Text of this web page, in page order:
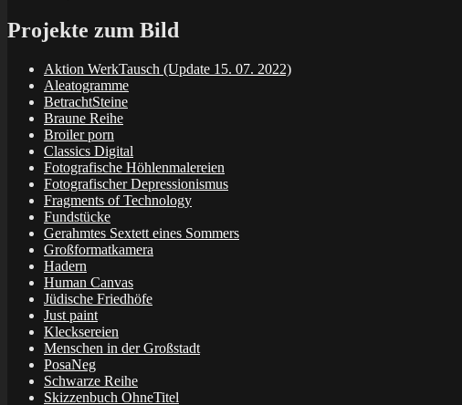
Projekte zum Bild
Aktion WerkTausch (Update 15. 07. 2022)
Aleatogramme
BetrachtSteine
Braune Reihe
Broiler porn
Classics Digital
Fotografische Höhlenmalereien
Fotografischer Depressionismus
Fragments of Technology
Fundstücke
Gerahmtes Sextett eines Sommers
Großformatkamera
Hadern
Human Canvas
Jüdische Friedhöfe
Just paint
Klecksereien
Menschen in der Großstadt
PosaNeg
Schwarze Reihe
Skizzenbuch OhneTitel